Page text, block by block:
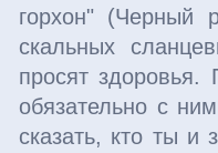
горхон" (Черный
скальных
просят
обязательно с
сказать, кто ты и